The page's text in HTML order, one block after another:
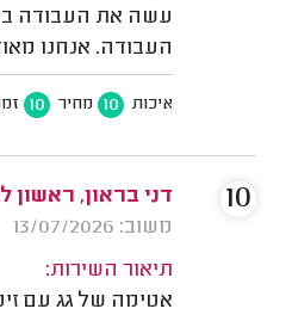
עשה את העבודה
העבודה. אנחנו
איכות 10 מחיר 10
דני בראון, ראשון
משוב: 13/07/2026
תיאור השירות:
אטימה של גג עם
10